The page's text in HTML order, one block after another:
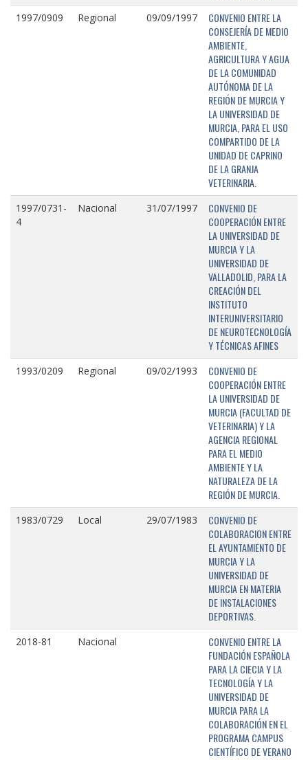
1997/0909 Regional 09/09/1997
CONVENIO ENTRE LA
CONSEJERÍA DE MEDIO
AMBIENTE,
AGRICULTURA Y AGUA
DE LA COMUNIDAD
AUTÓNOMA DE LA
REGIÓN DE MURCIA Y
LA UNIVERSIDAD DE
MURCIA, PARA EL USO
COMPARTIDO DE LA
UNIDAD DE CAPRINO
DE LA GRANJA
VETERINARIA.
1997/0731-
4
Nacional 31/07/1997
CONVENIO DE
COOPERACIÓN ENTRE
LA UNIVERSIDAD DE
MURCIA Y LA
UNIVERSIDAD DE
VALLADOLID, PARA LA
CREACIÓN DEL
INSTITUTO
INTERUNIVERSITARIO
DE NEUROTECNOLOGÍA
Y TÉCNICAS AFINES
1993/0209 Regional 09/02/1993
CONVENIO DE
COOPERACIÓN ENTRE
LA UNIVERSIDAD DE
MURCIA (FACULTAD DE
VETERINARIA) Y LA
AGENCIA REGIONAL
PARA EL MEDIO
AMBIENTE Y LA
NATURALEZA DE LA
REGIÓN DE MURCIA.
1983/0729 Local 29/07/1983
CONVENIO DE
COLABORACION ENTRE
EL AYUNTAMIENTO DE
MURCIA Y LA
UNIVERSIDAD DE
MURCIA EN MATERIA
DE INSTALACIONES
DEPORTIVAS.
2018-81 Nacional
CONVENIO ENTRE LA
FUNDACIÓN ESPAÑOLA
PARA LA CIECIA Y LA
TECNOLOGÍA Y LA
UNIVERSIDAD DE
MURCIA PARA LA
COLABORACIÓN EN EL
PROGRAMA CAMPUS
CIENTÍFICO DE VERANO